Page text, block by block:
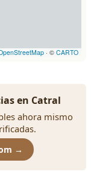
en Catral
ahora mismo
→